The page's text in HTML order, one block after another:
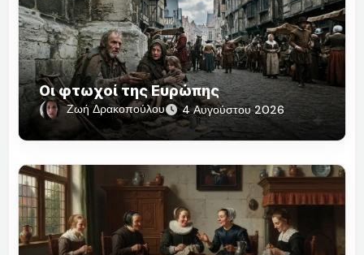
Οι φτωχοί της Ευρώπης
Ζωή Δρακοπούλου 4 Αυγούστου 2026